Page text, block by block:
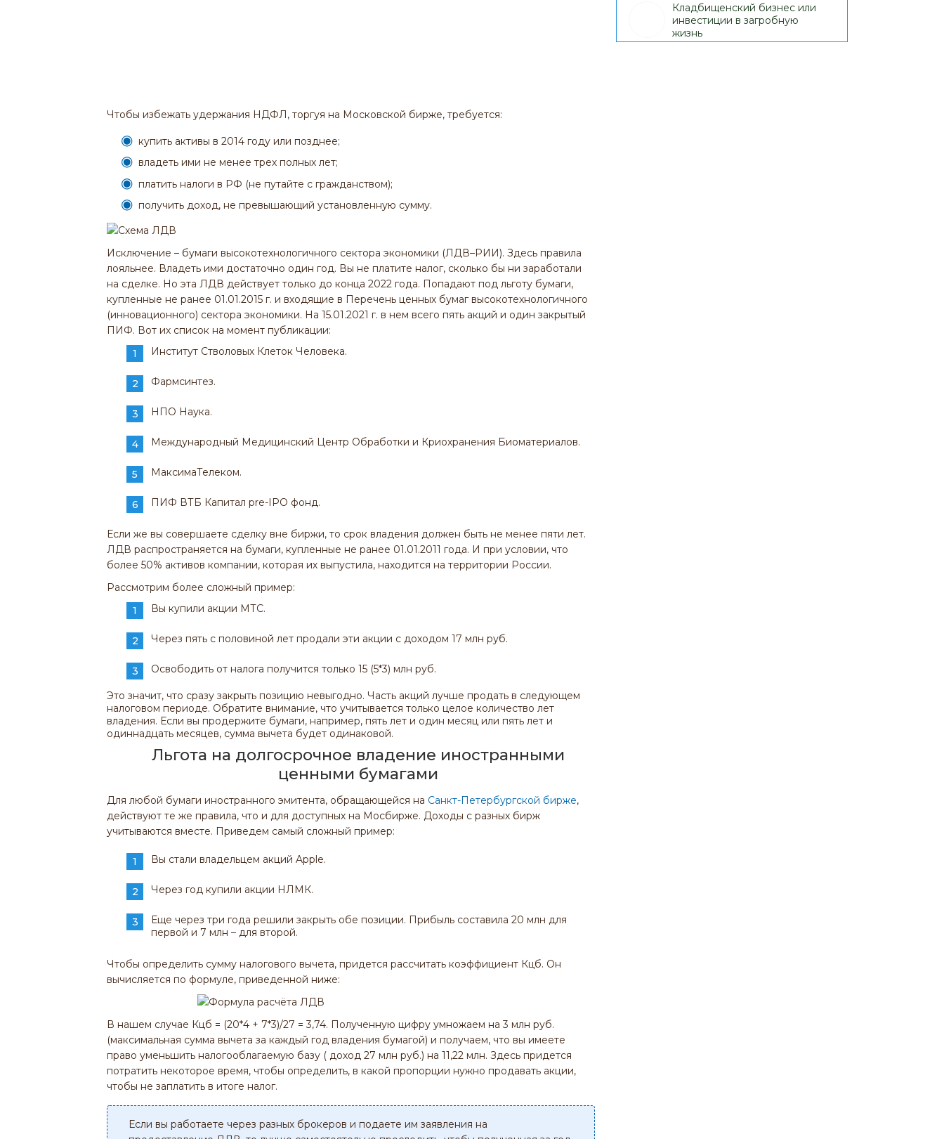
Чтобы избежать удержания НДФЛ, торгуя на Московской бирже, требуется:
купить активы в 2014 году или позднее;
владеть ими не менее трех полных лет;
платить налоги в РФ (не путайте с гражданством);
получить доход, не превышающий установленную сумму.
Исключение – бумаги высокотехнологичного сектора экономики (ЛДВ–РИИ). Здесь правила
лояльнее. Владеть ими достаточно один год. Вы не платите налог, сколько бы ни заработали
на сделке. Но эта ЛДВ действует только до конца 2022 года. Попадают под льготу бумаги,
купленные не ранее 01.01.2015 г. и входящие в Перечень ценных бумаг высокотехнологичного
(инновационного) сектора экономики. На 15.01.2021 г. в нем всего пять акций и один закрытый
ПИФ. Вот их список на момент публикации:
Институт Стволовых Клеток Человека.
Фармсинтез.
НПО Наука.
Международный Медицинский Центр Обработки и Криохранения Биоматериалов.
МаксимаТелеком.
ПИФ ВТБ Капитал pre-IPO фонд.
Если же вы совершаете сделку вне биржи, то срок владения должен быть не менее пяти лет.
ЛДВ распространяется на бумаги, купленные не ранее 01.01.2011 года. И при условии, что
более 50% активов компании, которая их выпустила, находится на территории России.
Рассмотрим более сложный пример:
Вы купили акции МТС.
Через пять с половиной лет продали эти акции с доходом 17 млн руб.
Освободить от налога получится только 15 (5*3) млн руб.
Это значит, что сразу закрыть позицию невыгодно. Часть акций лучше продать в следующем
налоговом периоде. Обратите внимание, что учитывается только целое количество лет
владения. Если вы продержите бумаги, например, пять лет и один месяц или пять лет и
одиннадцать месяцев, сумма вычета будет одинаковой.
Льгота на долгосрочное владение иностранными
ценными бумагами
Для любой бумаги иностранного эмитента, обращающейся на Санкт-Петербургской бирже,
действуют те же правила, что и для доступных на Мосбирже. Доходы с разных бирж
учитываются вместе. Приведем самый сложный пример:
Вы стали владельцем акций Apple.
Через год купили акции НЛМК.
Еще через три года решили закрыть обе позиции. Прибыль составила 20 млн для
первой и 7 млн – для второй.
Чтобы определить сумму налогового вычета, придется рассчитать коэффициент Кцб. Он
вычисляется по формуле, приведенной ниже:
В нашем случае Кцб = (20*4 + 7*3)/27 = 3,74. Полученную цифру умножаем на 3 млн руб.
(максимальная сумма вычета за каждый год владения бумагой) и получаем, что вы имеете
право уменьшить налогооблагаемую базу ( доход 27 млн руб.) на 11,22 млн. Здесь придется
потратить некоторое время, чтобы определить, в какой пропорции нужно продавать акции,
чтобы не заплатить в итоге налог.
Если вы работаете через разных брокеров и подаете им заявления на
Кладбищенский бизнес или
инвестиции в загробную
жизнь